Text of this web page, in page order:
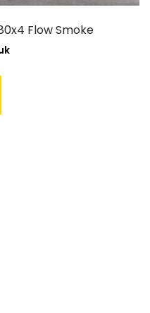
Flow Smoke